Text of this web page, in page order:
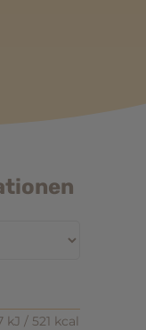
kJ / 521 kcal